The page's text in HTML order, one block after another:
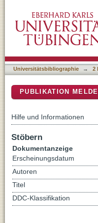
Universitätsbibliographie → 2
PUBLIKATION
Hilfe und Informationen
Stöbern
Dokumentanzeige
Erscheinungsdatum
Autoren
Titel
DDC-Klassifikation